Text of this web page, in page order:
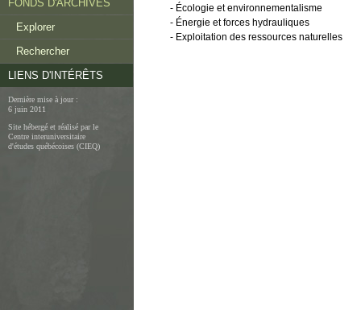
FONDS D'ARCHIVES
Explorer
Rechercher
LIENS D'INTÉRÊTS
Dernière mise à jour :
6 juin 2011
Site hébergé et réalisé par le
Centre interuniversitaire
d'études québécoises (CIEQ)
- Écologie et environnementalisme
- Énergie et forces hydrauliques
- Exploitation des ressources naturelles